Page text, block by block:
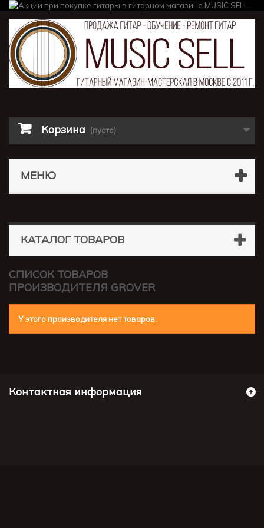
Корзина (пусто)
МЕНЮ
КАТАЛОГ ТОВАРОВ
СПИСОК ТОВАРОВ
ПРОИЗВОДИТЕЛЯ GROVER
У этого производителя нет товаров.
Контактная информация